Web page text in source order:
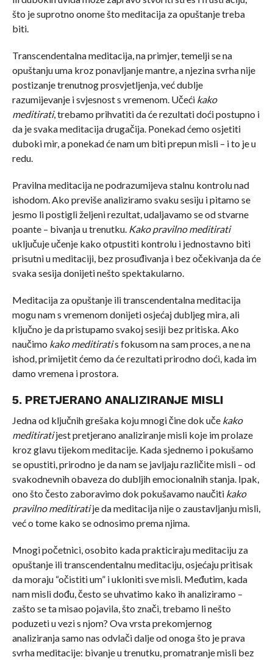
što je suprotno onome što meditacija za opuštanje treba
biti.
Transcendentalna meditacija, na primjer, temelji se na
opuštanju uma kroz ponavljanje mantre, a njezina svrha nije
postizanje trenutnog prosvjetljenja, već dublje
razumijevanje i svjesnost s vremenom. Učeći kako
meditirati, trebamo prihvatiti da će rezultati doći postupno i
da je svaka meditacija drugačija. Ponekad ćemo osjetiti
duboki mir, a ponekad će nam um biti prepun misli – i to je u
redu.
Pravilna meditacija ne podrazumijeva stalnu kontrolu nad
ishodom. Ako previše analiziramo svaku sesiju i pitamo se
jesmo li postigli željeni rezultat, udaljavamo se od stvarne
poante – bivanja u trenutku. Kako pravilno meditirati
uključuje učenje kako otpustiti kontrolu i jednostavno biti
prisutni u meditaciji, bez prosuđivanja i bez očekivanja da će
svaka sesija donijeti nešto spektakularno.
Meditacija za opuštanje ili transcendentalna meditacija
mogu nam s vremenom donijeti osjećaj dubljeg mira, ali
ključno je da pristupamo svakoj sesiji bez pritiska. Ako
naučimo kako meditiratis fokusom na sam proces, a ne na
ishod, primijetit ćemo da će rezultati prirodno doći, kada im
damo vremena i prostora.
5. PRETJERANO ANALIZIRANJE MISLI
Jedna od ključnih grešaka koju mnogi čine dok uče kako
meditiratijest pretjerano analiziranje misli koje im prolaze
kroz glavu tijekom meditacije. Kada sjednemo i pokušamo
se opustiti, prirodno je da nam se javljaju različite misli – od
svakodnevnih obaveza do dubljih emocionalnih stanja. Ipak,
ono što često zaboravimo dok pokušavamo naučiti kako
pravilno meditiratije da meditacija nije o zaustavljanju misli,
već o tome kako se odnosimo prema njima.
Mnogi početnici, osobito kada prakticiraju meditaciju za
opuštanje ili transcendentalnu meditaciju, osjećaju pritisak
da moraju “očistiti um” i ukloniti sve misli. Međutim, kada
nam misli dođu, često se uhvatimo kako ih analiziramo –
zašto se ta misao pojavila, što znači, trebamo li nešto
poduzeti u vezi s njom? Ova vrsta prekomjernog
analiziranja samo nas odvlači dalje od onoga što je prava
svrha meditacije: bivanje u trenutku, promatranje misli bez